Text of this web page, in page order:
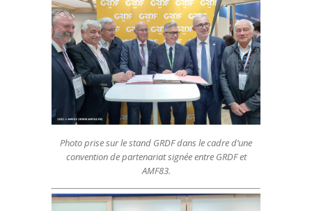
Photo prise sur le stand GRDF dans le cadre d’une
convention de partenariat signée entre GRDF et
AMF83.